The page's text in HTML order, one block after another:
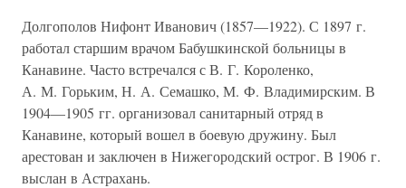
Долгополов Нифонт Иванович (1857—1922). С 1897 г.
работал старшим врачом Бабушкинской больницы в
Канавине. Часто встречался с В. Г. Короленко,
А. М. Горьким, Н. А. Семашко, М. Ф. Владимирским. В
1904—1905 гг. организовал санитарный отряд в
Канавине, который вошел в боевую дружину. Был
арестован и заключен в Нижегородский острог. В 1906 г.
выслан в Астрахань.